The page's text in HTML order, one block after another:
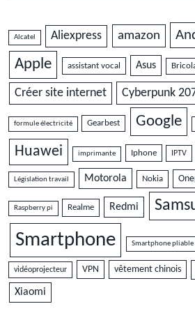
Alcatel Aliexpress amazon
Apple assistant vocal Asus
Créer site internet Cyberpunk
formule électricité Gearbest Google
Huawei imprimante Iphone IPTV
Législation travail Motorola Nokia
Raspberry pi Realme Redmi
Smartphone Smartphone pliable
vidéoprojecteur VPN vêtement chinois
Xiaomi